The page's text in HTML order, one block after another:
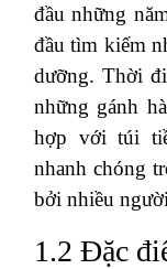
đầu những
đầu tìm kiếm
dưỡng. Thời
những gánh
hợp với túi
nhanh chóng
bởi nhiều
1.2 Đặc